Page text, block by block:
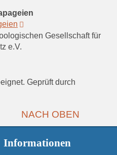
Gesellschaft für
e.V.
Geprüft durch
NACH OBEN
Informationen